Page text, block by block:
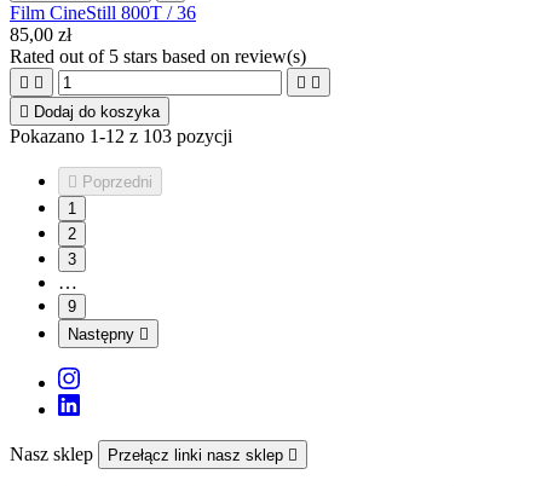
Film CineStill 800T / 36
85,00 zł
Rated out of 5 stars based on review(s)
   
 Dodaj do koszyka
Pokazano 1-12 z 103 pozycji
 Poprzedni
1
2
3
…
9
Następny 
Nasz sklep Przełącz linki nasz sklep 